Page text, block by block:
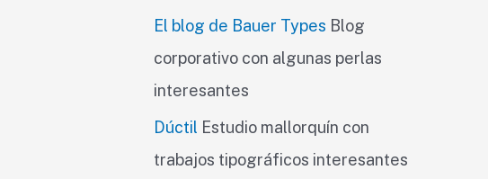
El blog de Bauer Types Blog
corporativo con algunas perlas
interesantes
Dúctil Estudio mallorquín con
trabajos tipográficos interesantes